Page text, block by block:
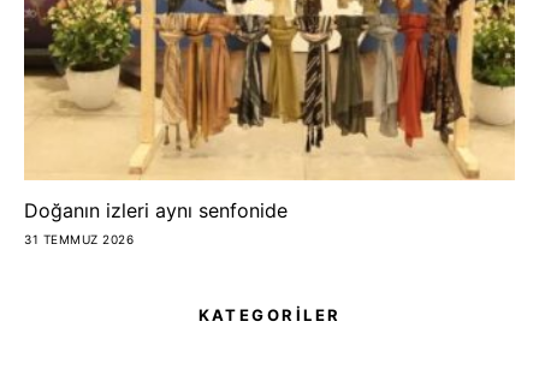
Doğanın izleri aynı senfonide
31 TEMMUZ 2026
KATEGORİLER